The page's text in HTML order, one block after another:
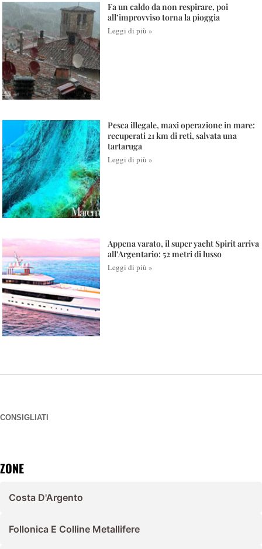
Fa un caldo da non respirare, poi
all’improvviso torna la pioggia
Leggi di più »
Pesca illegale, maxi operazione in mare:
recuperati 21 km di reti, salvata una
tartaruga
Leggi di più »
Appena varato, il super yacht Spirit arriva
all’Argentario: 52 metri di lusso
Leggi di più »
CONSIGLIATI
ZONE
Costa D'Argento
Follonica E Colline Metallifere